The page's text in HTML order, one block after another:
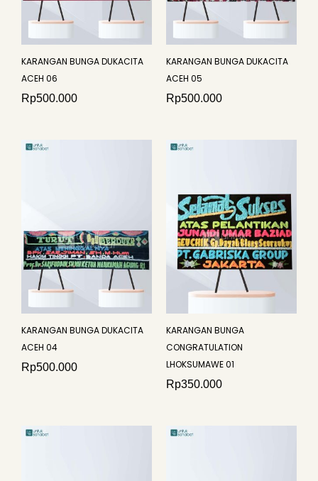
KARANGAN BUNGA DUKACITA
ACEH 06
Rp500.000
KARANGAN BUNGA DUKACITA
ACEH 05
Rp500.000
KARANGAN BUNGA DUKACITA
ACEH 04
Rp500.000
KARANGAN BUNGA
CONGRATULATION
LHOKSUMAWE 01
Rp350.000